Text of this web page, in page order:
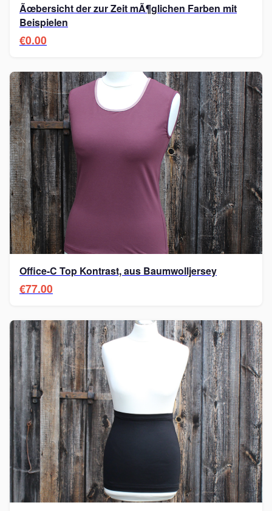
Ãœbersicht der zur Zeit mÃ¶glichen Farben mit
Beispielen
€0.00
Office-C Top Kontrast, aus Baumwolljersey
€77.00